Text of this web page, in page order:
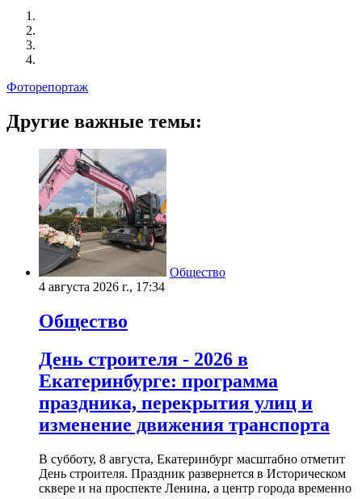
Фоторепортаж
Другие важные темы:
Общество
4 августа 2026 г., 17:34
Общество
День строителя - 2026 в
Екатеринбурге: программа
праздника, перекрытия улиц и
изменение движения транспорта
В субботу, 8 августа, Екатеринбург масштабно отметит
День строителя. Праздник развернется в Историческом
сквере и на проспекте Ленина, а центр города временно